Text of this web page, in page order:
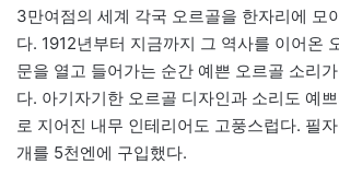
3만여점의 세계 각국 오르골을 한자리에 모
다. 1912년부터 지금까지 그 역사를 이어온
문을 열고 들어가는 순간 예쁜 오르골 소리
다. 아기자기한 오르골 디자인과 소리도 예
로 지어진 내무 인테리어도 고풍스럽다. 필
개를 5천엔에 구입했다.